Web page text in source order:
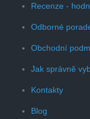
Recenze -
Odborné
Obchodní
Jak správně
Kontakty
Blog